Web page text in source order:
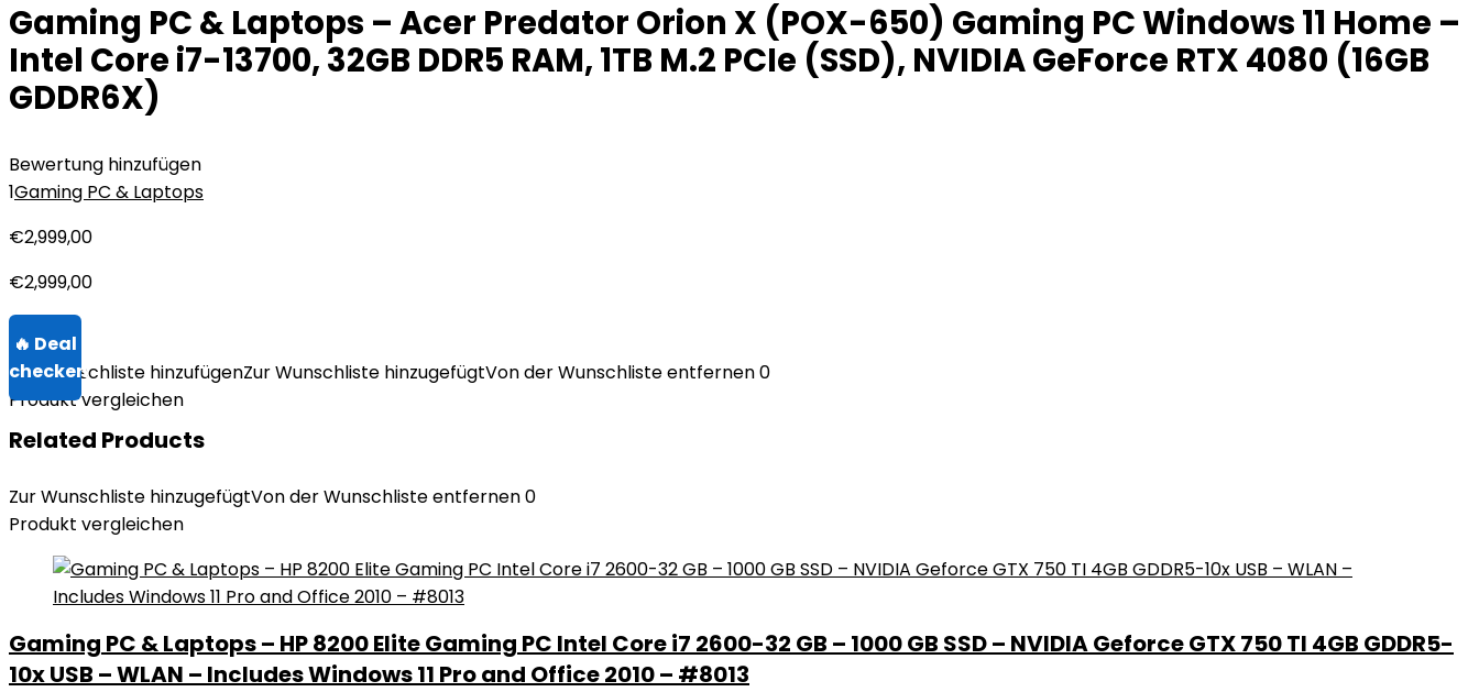
Gaming PC & Laptops – Acer Predator Orion X (POX-650) Gaming PC Windows 11 Home –
Intel Core i7-13700, 32GB DDR5 RAM, 1TB M.2 PCIe (SSD), NVIDIA GeForce RTX 4080 (16GB
GDDR6X)
Bewertung hinzufügen
1Gaming PC & Laptops
€2,999,00
€2,999,00
Zur Wunschliste hinzufügenZur Wunschliste hinzugefügtVon der Wunschliste entfernen0
Produkt vergleichen
Related Products
Zur Wunschliste hinzugefügtVon der Wunschliste entfernen0
Produkt vergleichen
Gaming PC & Laptops – HP 8200 Elite Gaming PC Intel Core i7 2600-32 GB – 1000 GB SSD – NVIDIA Geforce GTX 750 TI 4GB GDDR5-
10x USB – WLAN – Includes Windows 11 Pro and Office 2010 – #8013